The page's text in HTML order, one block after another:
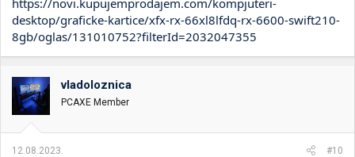
https://novi.kupujemprodajem.com/kompjuteri-
desktop/graficke-kartice/xfx-rx-66xl8lfdq-rx-6600-swift210-
8gb/oglas/131010752?filterId=2032047355
vladoloznica
PCAXE Member
12.08.2023. #10